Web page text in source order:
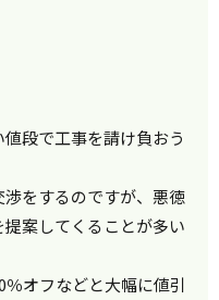
段で工事を請け負おう
をするのですが、悪徳
案してくることが多い
オフなどと大幅に値引